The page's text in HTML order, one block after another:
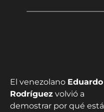
El venezolano Eduardo
Rodríguez volvió a
demostrar por qué está